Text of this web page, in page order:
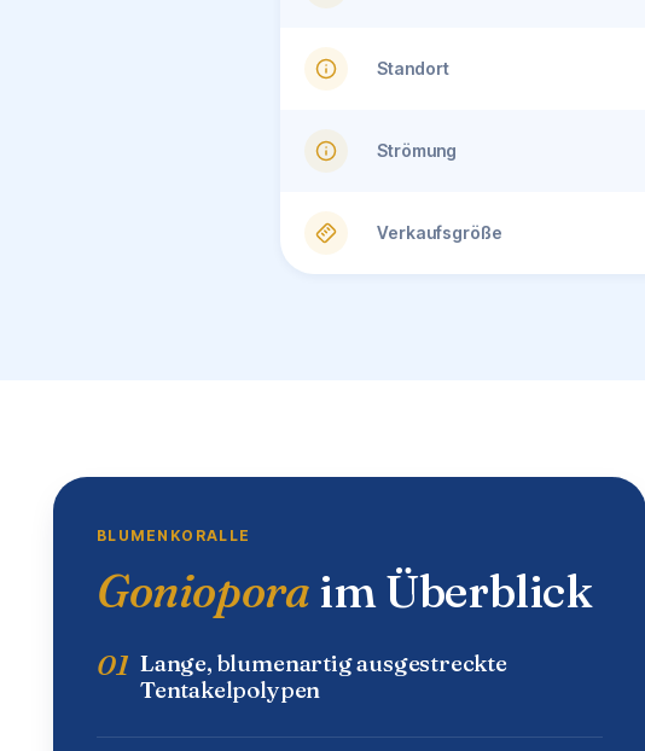
Standort
Strömung
Verkaufsgröße
BLUMENKORALLE
Gonioporaim Überblick
01 Lange, blumenartig ausgestreckte
Tentakelpolypen